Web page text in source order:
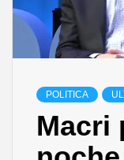
POLITICA
Macri